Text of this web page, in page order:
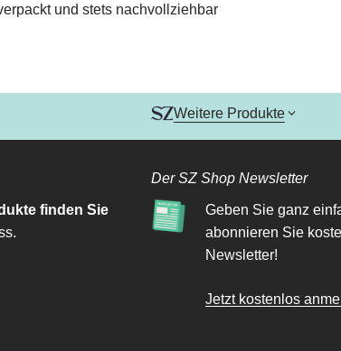
und stets nachvollziehbar
Weitere Produkte
finden Sie
Der SZ Shop Newsletter
Geben Sie ganz
abonnieren Sie
Newsletter!
Jetzt kostenlos